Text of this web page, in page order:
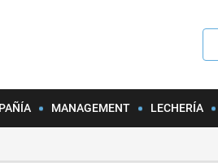
MANAGEMENT LECHERÍA